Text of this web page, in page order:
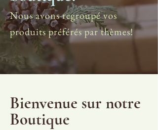
Nous avons regroupé vos
produits préférés par thèmes!
Bienvenue sur notre
Boutique